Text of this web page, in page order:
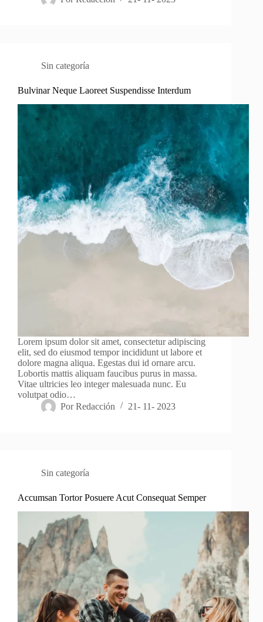
Sin categoría
Bulvinar Neque Laoreet Suspendisse Interdum
Lorem ipsum dolor sit amet, consectetur adipiscing
elit, sed do eiusmod tempor incididunt ut labore et
dolore magna aliqua. Egestas dui id ornare arcu.
Lobortis mattis aliquam faucibus purus in massa.
Vitae ultricies leo integer malesuada nunc. Eu
volutpat odio…
Por Redacción 21- 11- 2023
Sin categoría
Accumsan Tortor Posuere Acut Consequat Semper